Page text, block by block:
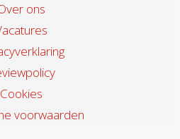
ons
Cookies
voorwaarden